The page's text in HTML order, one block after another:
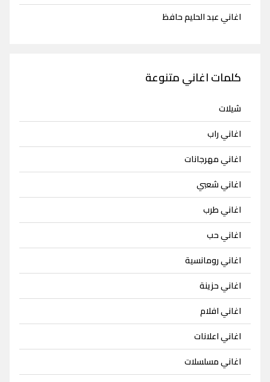
اغاني عبد الحليم حافظ
كلمات اغاني متنوعة
شيلات
اغاني راب
اغاني مهرجانات
اغاني شعبي
اغاني طرب
اغاني حب
اغاني رومانسية
اغاني حزينة
اغاني افلام
اغاني اعلانات
اغاني مسلسلات